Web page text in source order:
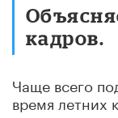
кадров.
Чаще всего
время летних